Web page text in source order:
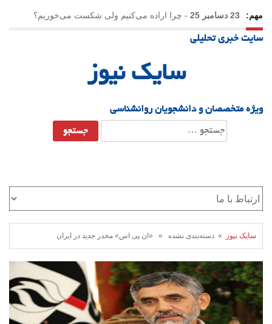
مهم: 23 دسامبر 25 - چرا اراده می‌کنیم ولی شکست می‌خوریم؟
21 دسامبر 25
سایت خبری تحلیلی
سایک نیوز
ویژه متخصصان و دانشجویان روانشناسی
جستجو
برای:
سایک نیوز » دسته‌بندی نشده » «ان پی اس» مخدر جدید در ایران